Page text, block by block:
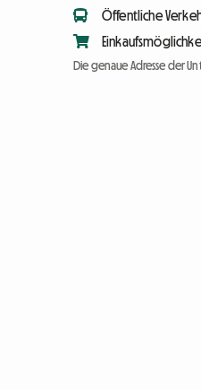
Öffentliche
Die genaue Adresse der